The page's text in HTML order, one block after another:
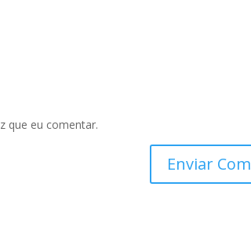
que eu comentar.